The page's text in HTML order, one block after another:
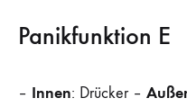
Panikfunktion E
– Innen: Drücker –